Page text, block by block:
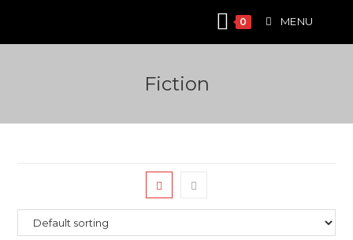
content
0 MENU
Fiction